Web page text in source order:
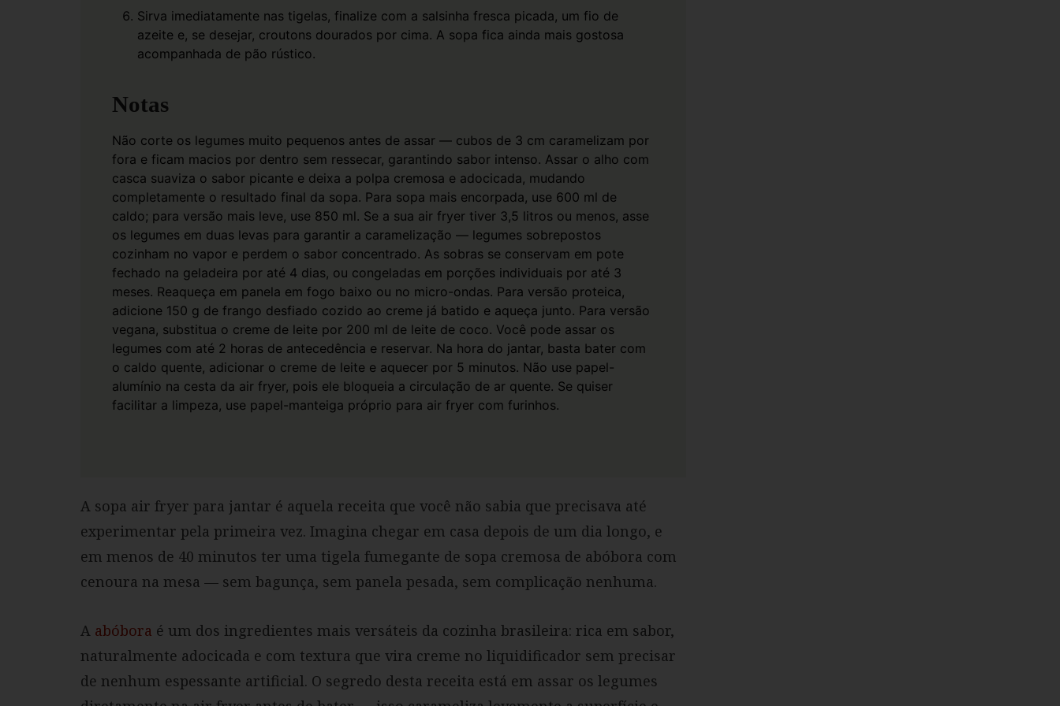
Sirva imediatamente nas tigelas, finalize com a salsinha fresca picada, um fio de
azeite e, se desejar, croutons dourados por cima. A sopa fica ainda mais gostosa
acompanhada de pão rústico.
Notas
Não corte os legumes muito pequenos antes de assar — cubos de 3 cm caramelizam por
fora e ficam macios por dentro sem ressecar, garantindo sabor intenso. Assar o alho com
casca suaviza o sabor picante e deixa a polpa cremosa e adocicada, mudando
completamente o resultado final da sopa. Para sopa mais encorpada, use 600 ml de
caldo; para versão mais leve, use 850 ml. Se a sua air fryer tiver 3,5 litros ou menos, asse
os legumes em duas levas para garantir a caramelização — legumes sobrepostos
cozinham no vapor e perdem o sabor concentrado. As sobras se conservam em pote
fechado na geladeira por até 4 dias, ou congeladas em porções individuais por até 3
meses. Reaqueça em panela em fogo baixo ou no micro-ondas. Para versão proteica,
adicione 150 g de frango desfiado cozido ao creme já batido e aqueça junto. Para versão
vegana, substitua o creme de leite por 200 ml de leite de coco. Você pode assar os
legumes com até 2 horas de antecedência e reservar. Na hora do jantar, basta bater com
o caldo quente, adicionar o creme de leite e aquecer por 5 minutos. Não use papel-
alumínio na cesta da air fryer, pois ele bloqueia a circulação de ar quente. Se quiser
facilitar a limpeza, use papel-manteiga próprio para air fryer com furinhos.
A sopa air fryer para jantar é aquela receita que você não sabia que precisava até
experimentar pela primeira vez. Imagina chegar em casa depois de um dia longo, e
em menos de 40 minutos ter uma tigela fumegante de sopa cremosa de abóbora com
cenoura na mesa — sem bagunça, sem panela pesada, sem complicação nenhuma.
A abóbora é um dos ingredientes mais versáteis da cozinha brasileira: rica em sabor,
naturalmente adocicada e com textura que vira creme no liquidificador sem precisar
de nenhum espessante artificial. O segredo desta receita está em assar os legumes